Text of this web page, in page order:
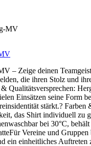
– Zeige deinen
die ihren Stolz und
Qualitätsversprechen:
Einsätzen seine
stärkt.?
das Shirt individuell zu
bei 30°C,
Vereine und
ein einheitliches